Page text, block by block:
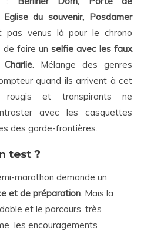
du souvenir, Posdamer
venus là pour le chrono
de faire un selfie avec les faux
. Mélange des genres
quand ils arrivent à cet
rougis et transpirants ne
avec les casquettes
des garde-frontières.
test ?
marathon demande un
et de préparation. Mais la
et le parcours, très
les encouragements